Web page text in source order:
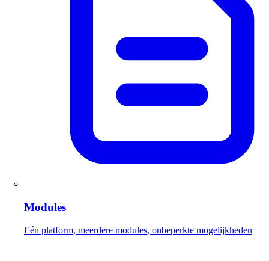
Modules
Eén platform, meerdere modules, onbeperkte mogelijkheden